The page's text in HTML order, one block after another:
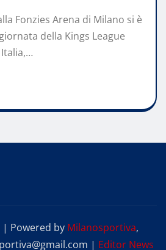
Fonzies Arena di Milano si è
della Kings League
Powered by Milanosportiva,
| Editor News